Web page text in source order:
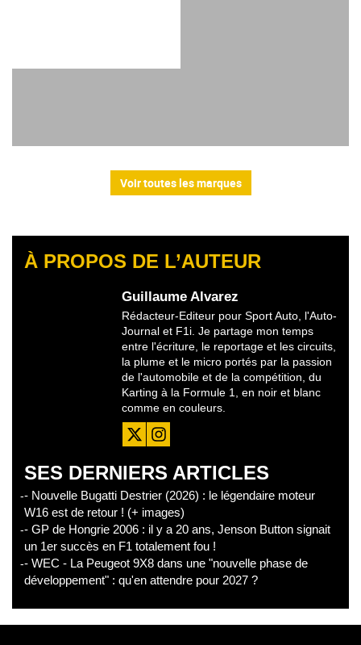
Voir toutes les marques
À PROPOS DE L’AUTEUR
Guillaume Alvarez
Rédacteur-Editeur pour Sport Auto, l'Auto-
Journal et F1i. Je partage mon temps
entre l'écriture, le reportage et les circuits,
la plume et le micro portés par la passion
de l'automobile et de la compétition, du
Karting à la Formule 1, en noir et blanc
comme en couleurs.
SES DERNIERS ARTICLES
- Nouvelle Bugatti Destrier (2026) : le légendaire moteur
W16 est de retour ! (+ images)
- GP de Hongrie 2006 : il y a 20 ans, Jenson Button signait
un 1er succès en F1 totalement fou !
- WEC - La Peugeot 9X8 dans une "nouvelle phase de
développement" : qu'en attendre pour 2027 ?